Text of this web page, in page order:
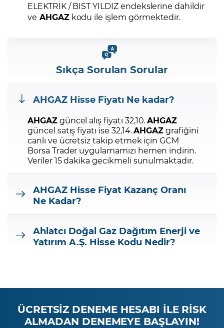
ELEKTRİK / BIST YILDIZ endekslerine dahildir
ve AHGAZkodu ile işlem görmektedir.
Sıkça Sorulan Sorular
AHGAZ Hisse Fiyatı Ne kadar?
AHGAZgüncel alış fiyatı 32,10.AHGAZ
güncel satış fiyatı ise 32,14.AHGAZgrafiğini
canlı ve ücretsiz takip etmek için GCM
Borsa Trader uygulamamızı hemen indirin.
Veriler 15 dakika gecikmeli sunulmaktadır.
AHGAZ Hisse Fiyat Kazanç Oranı
Ne Kadar?
Ahlatcı Doğal Gaz Dağıtım Enerji ve
Yatırım A.Ş. Hisse Kodu Nedir?
ÜCRETSİZ DENEME HESABI İLE RİSK
ALMADAN DENEMEYE BAŞLAYIN!